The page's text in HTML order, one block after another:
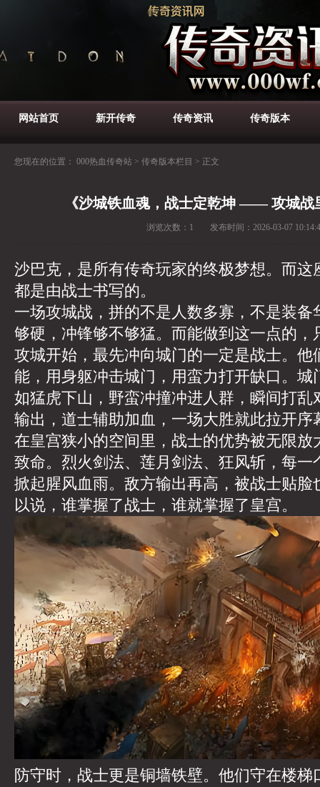
网站首页 新开传奇 传奇资讯 传奇版本
您现在的位置： 000热血传奇站 > 传奇版本栏目 > 正文
《沙城铁血魂，战士定乾坤 —— 攻城战
浏览次数： 1 发布时间： 2026-03-07
沙巴克，是所有传奇玩家的终极梦想。而这
都是由战士书写的。
一场攻城战，拼的不是人数多寡，不是装备
够硬，冲锋够不够猛。而能做到这一点的，
攻城开始，最先冲向城门的一定是战士。他
能，用身躯冲击城门，用蛮力打开缺口。城
如猛虎下山，野蛮冲撞冲进人群，瞬间打乱
输出，道士辅助加血，一场大胜就此拉开序
在皇宫狭小的空间里，战士的优势被无限放
致命。烈火剑法、莲月剑法、狂风斩，每一
掀起腥风血雨。敌方输出再高，被战士贴脸
以说，谁掌握了战士，谁就掌握了皇宫。
防守时，战士更是铜墙铁壁。他们守在楼梯